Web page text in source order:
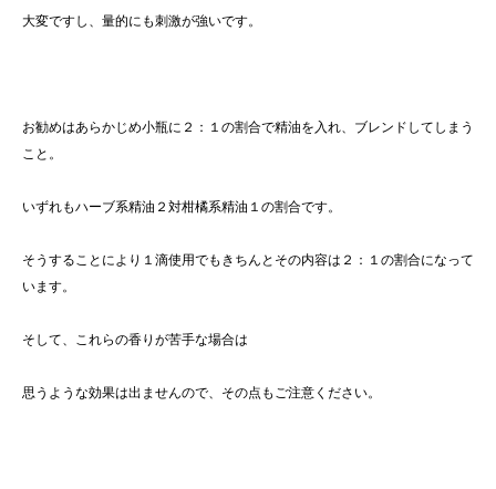
大変ですし、量的にも刺激が強いです。
お勧めはあらかじめ小瓶に２：１の割合で精油を入れ、ブレンドしてしまう
こと。
いずれもハーブ系精油２対柑橘系精油１の割合です。
そうすることにより１滴使用でもきちんとその内容は２：１の割合になって
います。
そして、これらの香りが苦手な場合は
思うような効果は出ませんので、その点もご注意ください。